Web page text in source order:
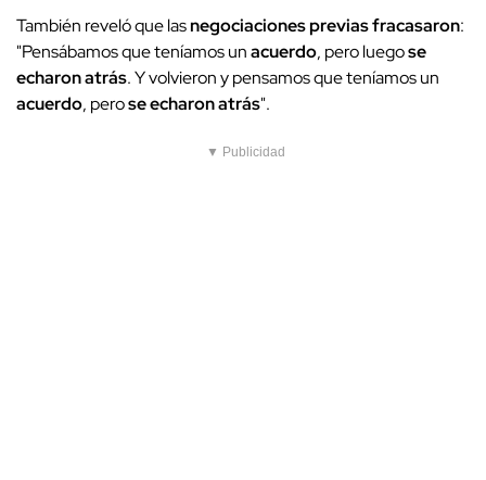
También reveló que lasnegociaciones previas fracasaron:
"Pensábamos que teníamos unacuerdo, pero luegose
echaron atrás. Y volvieron y pensamos que teníamos un
acuerdo, perose echaron atrás".
▼ Publicidad